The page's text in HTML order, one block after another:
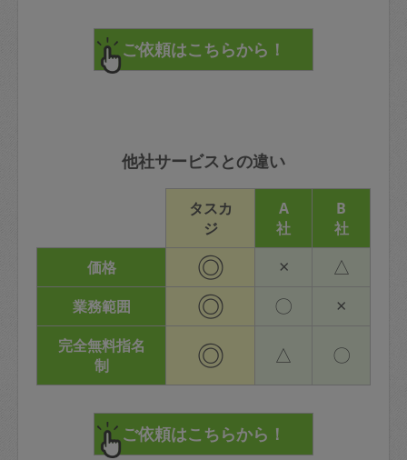
他社サービスとの違い
タスカ
ジ
A
社
B
社
価格
◎ × △
業務範囲 ◎ 〇 ×
完全無料指名
制
◎ △ 〇